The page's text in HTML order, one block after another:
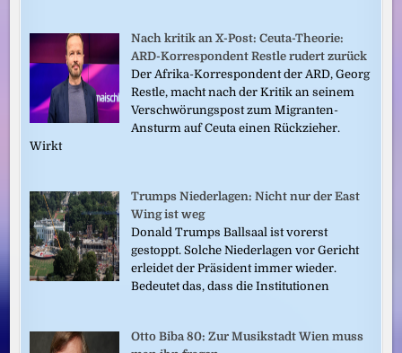
Nach kritik an X-Post: Ceuta-Theorie:
ARD-Korrespondent Restle rudert zurück
Der Afrika-Korrespondent der ARD, Georg
Restle, macht nach der Kritik an seinem
Verschwörungspost zum Migranten-
Ansturm auf Ceuta einen Rückzieher.
Wirkt
Trumps Niederlagen: Nicht nur der East
Wing ist weg
Donald Trumps Ballsaal ist vorerst
gestoppt. Solche Niederlagen vor Gericht
erleidet der Präsident immer wieder.
Bedeutet das, dass die Institutionen
Otto Biba 80: Zur Musikstadt Wien muss